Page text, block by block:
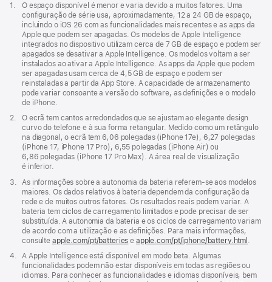
Nota
rodapé
1.
O espaço disponível é menor e varia devido a muitos fatores. Uma
configuração de série usa, aproximadamente, 12 a 24 GB de espaço,
incluindo o iOS 26 com as funcionalidades mais recentes e as apps da
Apple que podem ser apagadas. Os modelos de Apple Intelligence
integrados no dispositivo utilizam cerca de 7 GB de espaço e podem ser
apagados se desativar a Apple Intelligence. Os modelos voltam a ser
instalados ao ativar a Apple Intelligence. As apps da Apple que podem
ser apagadas usam cerca de 4,5 GB de espaço e podem ser
reinstaladas a partir da App Store. A capacidade de armazenamento
pode variar consoante a versão do software, as definições e o modelo
de iPhone.
Nota
rodapé
2.
O ecrã tem cantos arredondados que se ajustam ao elegante design
curvo do telefone e à sua forma retangular. Medido como um retângulo
na diagonal, o ecrã tem 6,06 polegadas (iPhone 17e), 6,27 polegadas
(iPhone 17, iPhone 17 Pro), 6,55 polegadas (iPhone Air) ou
6,86 polegadas (iPhone 17 Pro Max). A área real de visualização
é inferior.
Nota
rodapé
3.
As informações sobre a autonomia da bateria referem‑se aos modelos
maiores. Os dados relativos à bateria dependem da configuração da
rede e de muitos outros fatores. Os resultados reais podem variar. A
bateria tem ciclos de carregamento limitados e pode precisar de ser
substituída. A autonomia da bateria e os ciclos de carregamento variam
de acordo com a utilização e as definições. Para mais informações,
consulte apple.com/pt/batteries e apple.com/pt/iphone/battery.html
Nota
rodapé
4.
A Apple Intelligence está disponível em modo beta. Algumas
funcionalidades podem não estar disponíveis em todas as regiões ou
idiomas. Para conhecer as funcionalidades e idiomas disponíveis, bem